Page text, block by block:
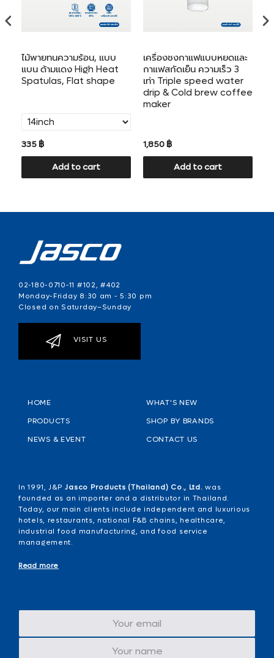
ไม้พายทนความร้อน, แบบ
แบน ด้ามแดง High Heat
Spatulas, Flat shape
335 ฿
Add to cart
เครื่องชงกาแฟแบบหยดและ
กาแฟสกัดเย็น ความเร็ว 3
เท่า Triple speed water
drip & Cold brew coffee
maker
1,850 ฿
Add to cart
02-180-0710-11 #102, #402
Monday-Friday 8:30 am - 5:30 pm
Closed on Saturday–Sunday
VISIT US
HOME
WHAT'S NEW
PRODUCTS
SHOP BY BRANDS
NEWS & EVENT
CONTACT US
In 1991, J&P Jasco Products (Thailand) Co., Ltd. was
founded as an importer and a distributor in Thailand.
Today, our main clients include independent and luxurious
hotels, restaurants, national F&B chains, healthcare,
industrial food manufacturing, and food service
management.
Read more